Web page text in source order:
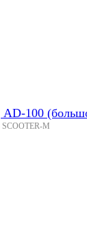
AD-100
SCOOTER-M